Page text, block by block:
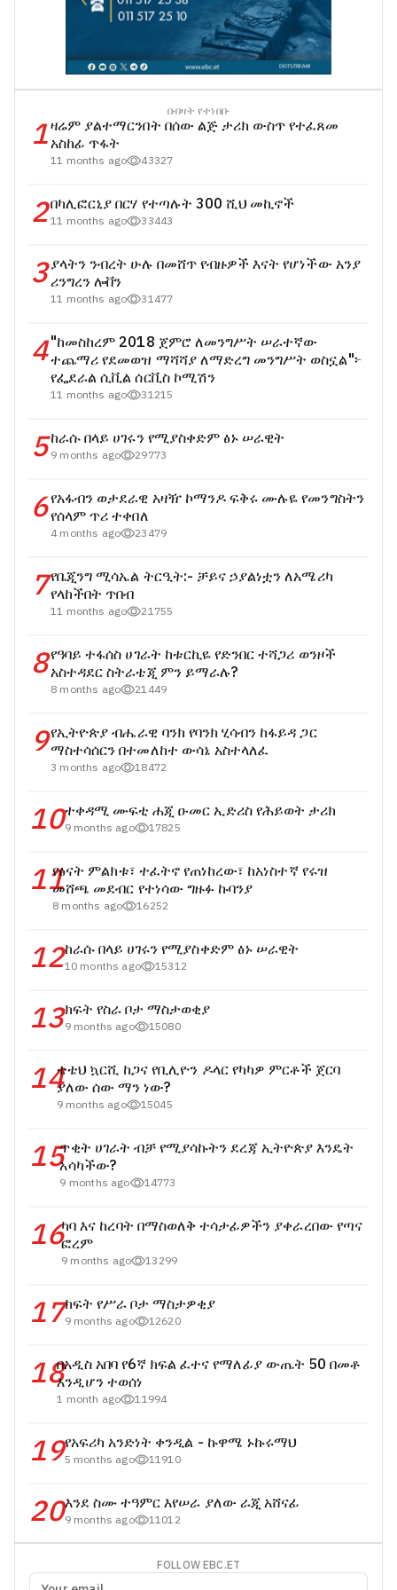
በብዛት የተነበቡ
1ዛሬም ያልተማርንበት በሰው ልጅ ታሪክ ውስጥ የተፈጸመ
አስከፊ ጥፋት
11 months ago 43327
2በካሊፎርኒያ በርሃ የተጣሉት 300 ሺህ መኪኖች
11 months ago 33443
3ያላትን ንብረት ሁሉ በመሸጥ የብዙዎች እናት የሆነችው አንያ
ሪንግረን ሎቨን
11 months ago 31477
4"ከመስከረም 2018 ጀምሮ ለመንግሥት ሠራተኛው
ተጨማሪ የደመወዝ ማሻሻያ ለማድረግ መንግሥት ወስኗል"፦
የፌደራል ሲቪል ሰርቪስ ኮሚሽን
11 months ago 31215
5ከራሱ በላይ ሀገሩን የሚያስቀድም ፅኑ ሠራዊት
9 months ago 29773
6የአፋብን ወታደራዊ አዛዥ ኮማንዶ ፍቅሩ ሙሉዬ የመንግስትን
የሰላም ጥሪ ተቀበለ
4 months ago 23479
7የቤጂንግ ሚሳኤል ትርዒት:- ቻይና ኃያልነቷን ለአሜሪካ
የላከችበት ጥበብ
11 months ago 21755
8የዓባይ ተፋሰስ ሀገራት ከቱርኪዬ የድንበር ተሻጋሪ ወንዞች
አስተዳደር ስትራቴጂ ምን ይማራሉ?
8 months ago 21449
9የኢትዮጵያ ብሔራዊ ባንክ የባንክ ሂሳብን ከፋይዳ ጋር
ማስተሳሰርን በተመለከተ ውሳኔ አስተላለፈ
3 months ago 18472
10ተቀዳሚ ሙፍቲ ሐጂ ዑመር ኢድሪስ የሕይወት ታሪክ
9 months ago 17825
11የፅናት ምልክቱ፣ ተፈትኖ የጠነከረው፣ ከአነስተኛ የሩዝ
መሸጫ መደብር የተነሳው ግዙፉ ኩባንያ
8 months ago 16252
12ከራሱ በላይ ሀገሩን የሚያስቀድም ፅኑ ሠራዊት
10 months ago 15312
13ክፍት የስራ ቦታ ማስታወቂያ
9 months ago 15080
14ቴቴህ ኳርሺ ከጋና የቢሊዮን ዶላር የካካዎ ምርቶች ጀርባ
ያለው ሰው ማን ነው?
9 months ago 15045
15ጥቂት ሀገራት ብቻ የሚያሳኩትን ደረጃ ኢትዮጵያ እንዴት
አሳካችው?
9 months ago 14773
16ካባ እና ከረባት በማስወለቅ ተሳታፊዎችን ያቀራረበው የጣና
ፎረም
9 months ago 13299
17ክፍት የሥራ ቦታ ማስታዎቂያ
9 months ago 12620
18በአዲስ አበባ የ6ኛ ክፍል ፈተና የማለፊያ ውጤት 50 በመቶ
እንዲሆን ተወሰነ
1 month ago 11994
19የአፍሪካ አንድነት ቀንዲል - ኩዋሜ ኑኩሩማህ
5 months ago 11910
20እንደ ስሙ ተዓምር እየሠራ ያለው ራጂ አሸናፊ
9 months ago 11012
FOLLOW EBC.ET